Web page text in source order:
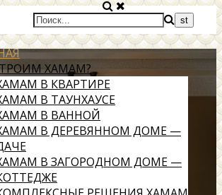
ХАМАМ?
В КВАРТИРЕ
В ТАУНХАУСЕ
В ВАННОЙ
В ДЕРЕВЯННОМ ДОМЕ —
В ЗАГОРОДНОМ ДОМЕ —